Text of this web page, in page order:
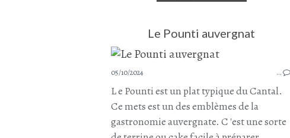
Le Pounti auvergnat
05/10/2024 …
L e Pounti est un plat typique du Cantal.
Ce mets est un des emblèmes de la
gastronomie auvergnate. C 'est une sorte